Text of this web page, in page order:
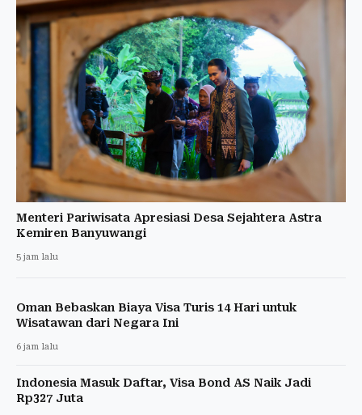
Menteri Pariwisata Apresiasi Desa Sejahtera Astra
Kemiren Banyuwangi
5 jam lalu
Oman Bebaskan Biaya Visa Turis 14 Hari untuk
Wisatawan dari Negara Ini
6 jam lalu
Indonesia Masuk Daftar, Visa Bond AS Naik Jadi
Rp327 Juta